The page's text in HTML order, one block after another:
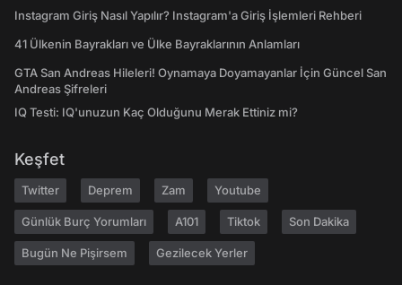
Instagram Giriş Nasıl Yapılır? Instagram'a Giriş İşlemleri Rehberi
41 Ülkenin Bayrakları ve Ülke Bayraklarının Anlamları
GTA San Andreas Hileleri! Oynamaya Doyamayanlar İçin Güncel San
Andreas Şifreleri
IQ Testi: IQ'unuzun Kaç Olduğunu Merak Ettiniz mi?
Keşfet
Twitter Deprem Zam Youtube
Günlük Burç Yorumları A101 Tiktok Son Dakika
Bugün Ne Pişirsem Gezilecek Yerler